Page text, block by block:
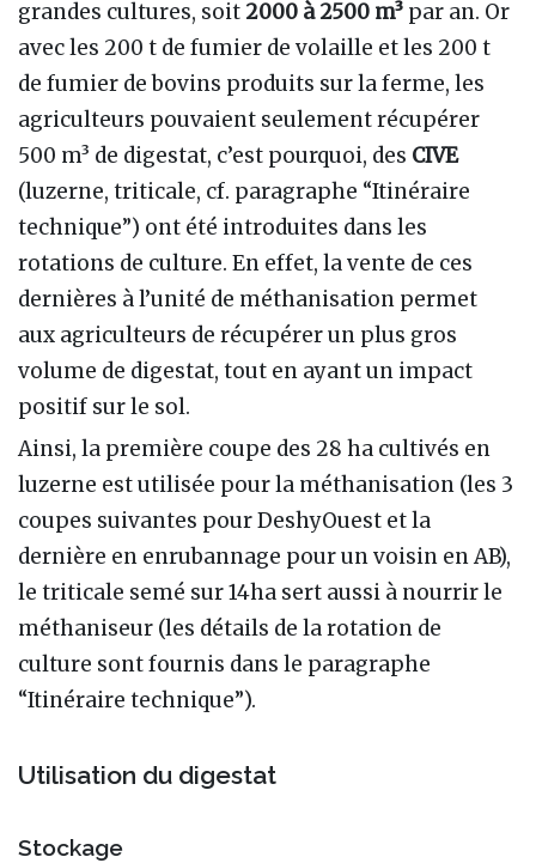
grandes cultures, soit 2000 à 2500 m³ par an. Or
avec les 200 t de fumier de volaille et les 200 t
de fumier de bovins produits sur la ferme, les
agriculteurs pouvaient seulement récupérer
500 m³ de digestat, c’est pourquoi, des CIVE
(luzerne, triticale, cf. paragraphe “Itinéraire
technique”) ont été introduites dans les
rotations de culture. En effet, la vente de ces
dernières à l’unité de méthanisation permet
aux agriculteurs de récupérer un plus gros
volume de digestat, tout en ayant un impact
positif sur le sol.
Ainsi, la première coupe des 28 ha cultivés en
luzerne est utilisée pour la méthanisation (les 3
coupes suivantes pour DeshyOuest et la
dernière en enrubannage pour un voisin en AB),
le triticale semé sur 14ha sert aussi à nourrir le
méthaniseur (les détails de la rotation de
culture sont fournis dans le paragraphe
“Itinéraire technique”).
Utilisation du digestat
Stockage